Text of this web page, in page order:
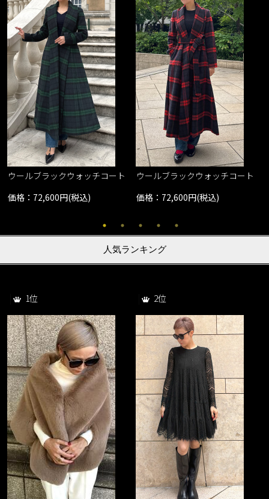
ウールブラックウォッチコート
価格：72,600円(税込)
ウールブラックウォッチコート
価格：72,600円(税込)
人気ランキング
1位 2位